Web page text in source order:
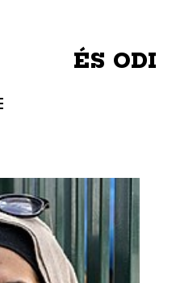
ÉS ODI